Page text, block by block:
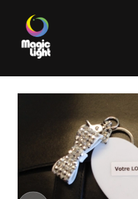
Produits
Les plus populaires